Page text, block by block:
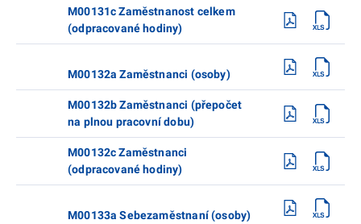
M00131c Zaměstnanost celkem
(odpracované hodiny)
M00132a Zaměstnanci (osoby)
M00132b Zaměstnanci (přepočet
na plnou pracovní dobu)
M00132c Zaměstnanci
(odpracované hodiny)
M00133a Sebezaměstnaní (osoby)